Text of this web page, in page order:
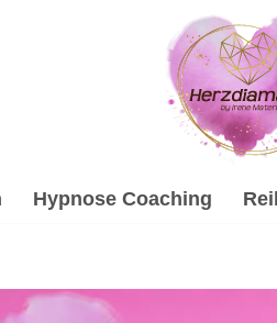
Hypnose Coaching
↗️💓️Herzdiamant.net als